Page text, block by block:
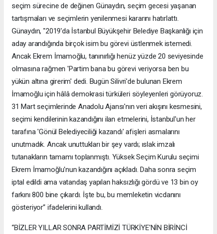
seçim sürecine de değinen Günaydın, seçim gecesi yaşanan
tartışmaları ve seçimlerin yenilenmesi kararını hatırlattı.
Günaydın, "2019'da İstanbul Büyükşehir Belediye Başkanlığı için
aday arandığında birçok isim bu görevi üstlenmek istemedi.
Ancak Ekrem İmamoğlu, tanınırlığı henüz yüzde 20 seviyesinde
olmasına rağmen 'Partim bana bu görevi veriyorsa ben bu
yükün altına girerim' dedi. Bugün Silivri'de bulunan Ekrem
İmamoğlu için hâlâ demokrasi türküleri söyleyenleri görüyoruz.
31 Mart seçimlerinde Anadolu Ajansı'nın veri akışını kesmesini,
seçimi kendilerinin kazandığını ilan etmelerini, İstanbul'un her
tarafına 'Gönül Belediyeciliği kazandı' afişleri asmalarını
unutmadık. Ancak unuttukları bir şey vardı; ıslak imzalı
tutanakların tamamı toplanmıştı. Yüksek Seçim Kurulu seçimi
Ekrem İmamoğlu'nun kazandığını açıkladı. Daha sonra seçim
iptal edildi ama vatandaş yapılan haksızlığı gördü ve 13 bin oy
farkını 800 bine çıkardı. İşte bu, bu memleketin vicdanını
gösteriyor” ifadelerini kullandı.
“BİZLER YILLAR SONRA PARTİMİZİ TÜRKİYE'NİN BİRİNCİ